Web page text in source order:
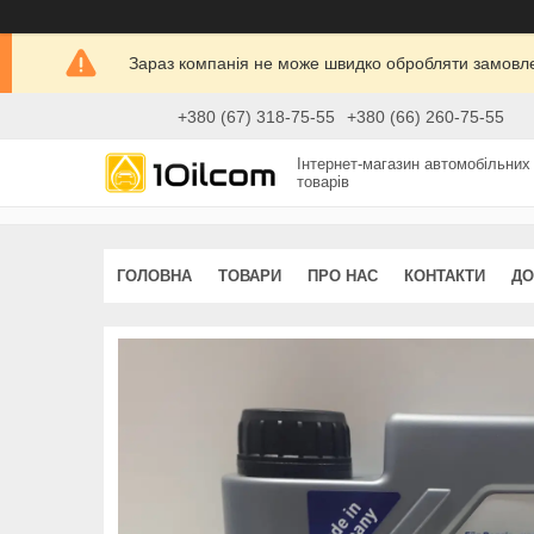
Зараз компанія не може швидко обробляти
+380 (67) 318-75-55 +380 (66) 260-75-55
Інтернет-магазин автомобільних
товарів
ГОЛОВНА ТОВАРИ ПРО НАС КОНТАКТИ